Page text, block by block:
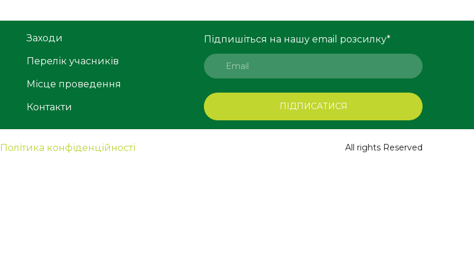
Заходи
Перелік учасників
Місце проведення
Контакти
Підпишіться на нашу email розсилку*
ПІДПИСАТИСЯ
Політика конфіденційності All rights Reserved